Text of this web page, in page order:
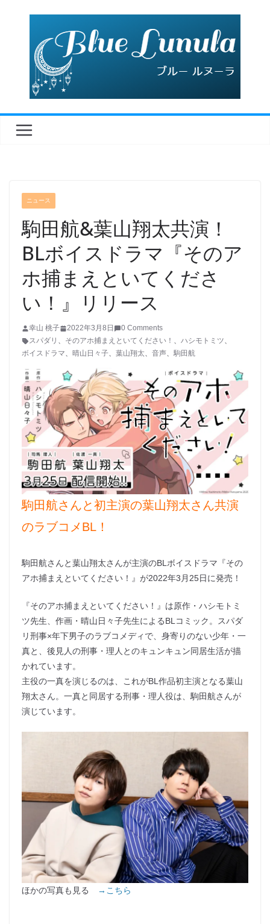
ニュース
駒田航&葉山翔太共演！
BLボイスドラマ『そのア
ホ捕まえといてくださ
い！』リリース
幸山 桃子 2022年3月8日
0 Comments
スパダリ 、 そのアホ捕まえといてください！ 、 ハシモトミツ、
ボイスドラマ、 晴山日々子、 葉山翔太、 音声、 駒田航
駒田航さんと初主演の葉山翔太さん共演
のラブコメBL！
駒田航さんと葉山翔太さんが主演のBLボイスドラマ『その
アホ捕まえといてください！』が2022年3月25日に発売！
『そのアホ捕まえといてください！』は原作・ハシモトミ
ツ先生、作画・晴山日々子先生によるBLコミック。スパダ
リ刑事×年下男子のラブコメディで、身寄りのない少年・一
真と、後見人の刑事・理人とのキュンキュン同居生活が描
かれています。
主役の一真を演じるのは、これがBL作品初主演となる葉山
翔太さん。一真と同居する刑事・理人役は、駒田航さんが
演じています。
ほかの写真も見る →こちら